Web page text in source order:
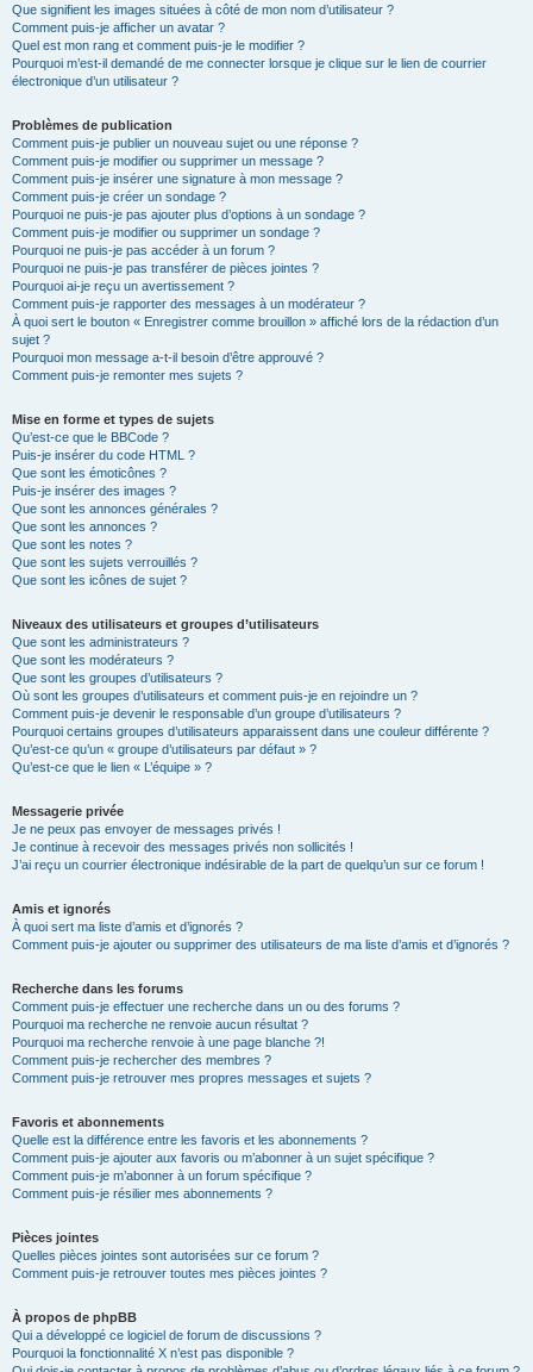
Que signifient les images situées à côté de mon nom d’utilisateur ?
Comment puis-je afficher un avatar ?
Quel est mon rang et comment puis-je le modifier ?
Pourquoi m’est-il demandé de me connecter lorsque je clique sur le lien de courrier
électronique d’un utilisateur ?
Problèmes de publication
Comment puis-je publier un nouveau sujet ou une réponse ?
Comment puis-je modifier ou supprimer un message ?
Comment puis-je insérer une signature à mon message ?
Comment puis-je créer un sondage ?
Pourquoi ne puis-je pas ajouter plus d’options à un sondage ?
Comment puis-je modifier ou supprimer un sondage ?
Pourquoi ne puis-je pas accéder à un forum ?
Pourquoi ne puis-je pas transférer de pièces jointes ?
Pourquoi ai-je reçu un avertissement ?
Comment puis-je rapporter des messages à un modérateur ?
À quoi sert le bouton « Enregistrer comme brouillon » affiché lors de la rédaction d’un
sujet ?
Pourquoi mon message a-t-il besoin d’être approuvé ?
Comment puis-je remonter mes sujets ?
Mise en forme et types de sujets
Qu’est-ce que le BBCode ?
Puis-je insérer du code HTML ?
Que sont les émoticônes ?
Puis-je insérer des images ?
Que sont les annonces générales ?
Que sont les annonces ?
Que sont les notes ?
Que sont les sujets verrouillés ?
Que sont les icônes de sujet ?
Niveaux des utilisateurs et groupes d’utilisateurs
Que sont les administrateurs ?
Que sont les modérateurs ?
Que sont les groupes d’utilisateurs ?
Où sont les groupes d’utilisateurs et comment puis-je en rejoindre un ?
Comment puis-je devenir le responsable d’un groupe d’utilisateurs ?
Pourquoi certains groupes d’utilisateurs apparaissent dans une couleur différente ?
Qu’est-ce qu’un « groupe d’utilisateurs par défaut » ?
Qu’est-ce que le lien « L’équipe » ?
Messagerie privée
Je ne peux pas envoyer de messages privés !
Je continue à recevoir des messages privés non sollicités !
J’ai reçu un courrier électronique indésirable de la part de quelqu’un sur ce forum !
Amis et ignorés
À quoi sert ma liste d’amis et d’ignorés ?
Comment puis-je ajouter ou supprimer des utilisateurs de ma liste d’amis et d’ignorés ?
Recherche dans les forums
Comment puis-je effectuer une recherche dans un ou des forums ?
Pourquoi ma recherche ne renvoie aucun résultat ?
Pourquoi ma recherche renvoie à une page blanche ?!
Comment puis-je rechercher des membres ?
Comment puis-je retrouver mes propres messages et sujets ?
Favoris et abonnements
Quelle est la différence entre les favoris et les abonnements ?
Comment puis-je ajouter aux favoris ou m’abonner à un sujet spécifique ?
Comment puis-je m’abonner à un forum spécifique ?
Comment puis-je résilier mes abonnements ?
Pièces jointes
Quelles pièces jointes sont autorisées sur ce forum ?
Comment puis-je retrouver toutes mes pièces jointes ?
À propos de phpBB
Qui a développé ce logiciel de forum de discussions ?
Pourquoi la fonctionnalité X n’est pas disponible ?